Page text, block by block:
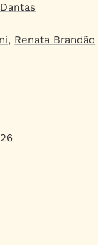
, Renata Brandão